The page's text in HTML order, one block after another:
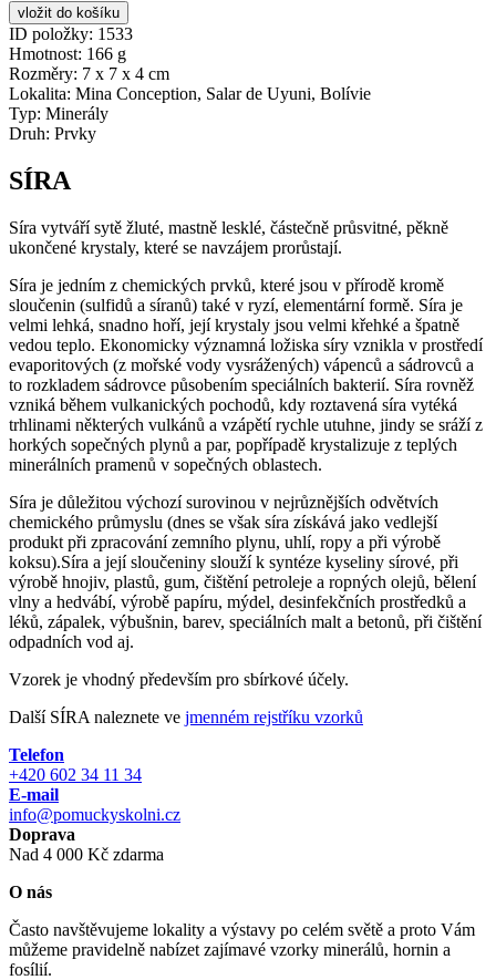
ID položky: 1533
Hmotnost: 166 g
Rozměry: 7 x 7 x 4 cm
Lokalita: Mina Conception, Salar de Uyuni, Bolívie
Typ: Minerály
Druh: Prvky
SÍRA
Síra vytváří sytě žluté, mastně lesklé, částečně průsvitné, pěkně
ukončené krystaly, které se navzájem prorůstají.
Síra je jedním z chemických prvků, které jsou v přírodě kromě
sloučenin (sulfidů a síranů) také v ryzí, elementární formě. Síra je
velmi lehká, snadno hoří, její krystaly jsou velmi křehké a špatně
vedou teplo. Ekonomicky významná ložiska síry vznikla v prostředí
evaporitových (z mořské vody vysrážených) vápenců a sádrovců a
to rozkladem sádrovce působením speciálních bakterií. Síra rovněž
vzniká během vulkanických pochodů, kdy roztavená síra vytéká
trhlinami některých vulkánů a vzápětí rychle utuhne, jindy se sráží z
horkých sopečných plynů a par, popřípadě krystalizuje z teplých
minerálních pramenů v sopečných oblastech.
Síra je důležitou výchozí surovinou v nejrůznějších odvětvích
chemického průmyslu (dnes se však síra získává jako vedlejší
produkt při zpracování zemního plynu, uhlí, ropy a při výrobě
koksu).Síra a její sloučeniny slouží k syntéze kyseliny sírové, při
výrobě hnojiv, plastů, gum, čištění petroleje a ropných olejů, bělení
vlny a hedvábí, výrobě papíru, mýdel, desinfekčních prostředků a
léků, zápalek, výbušnin, barev, speciálních malt a betonů, při čištění
odpadních vod aj.
Vzorek je vhodný především pro sbírkové účely.
Další SÍRA naleznete ve jmenném rejstříku vzorků
Telefon
+420 602 34 11 34
E-mail
info@pomuckyskolni.cz
Doprava
Nad 4 000 Kč zdarma
O nás
Často navštěvujeme lokality a výstavy po celém světě a proto Vám
můžeme pravidelně nabízet zajímavé vzorky minerálů, hornin a
fosílií.